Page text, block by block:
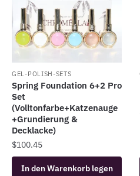
GEL-POLISH-SETS
Spring Foundation 6+2 Pro
Set
(Volltonfarbe+Katzenauge
+Grundierung &
Decklacke)
$100.45
In den Warenkorb legen